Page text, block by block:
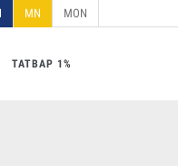
MN
MON
ТАТВАР 1%